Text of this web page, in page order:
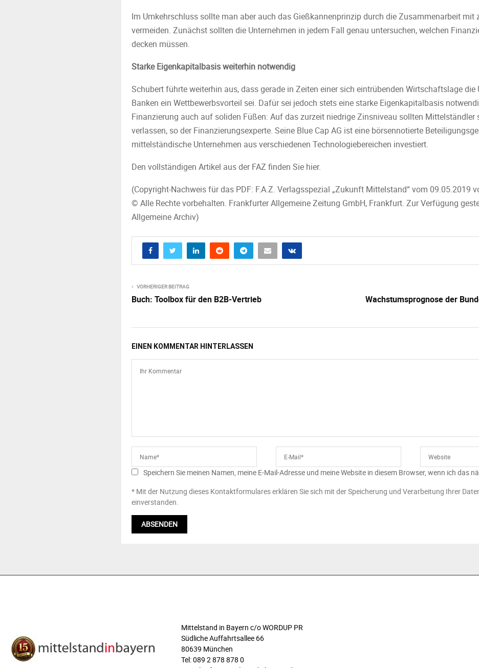
Im Umkehrschluss sollte man aber auch das Gießkannenprinzip durch die Zusammenarbeit mit
vermeiden. Zunächst sollten die Unternehmen in jedem Fall genau untersuchen, welchen
decken müssen.
Starke Eigenkapitalbasis weiterhin notwendig
Schubert führte weiterhin aus, dass gerade in Zeiten einer sich eintrübenden Wirtschaftslage
Banken ein Wettbewerbsvorteil sei. Dafür sei jedoch stets eine starke Eigenkapitalbasis
Finanzierung auch auf soliden Füßen: Auf das zurzeit niedrige Zinsniveau sollten
verlassen, so der Finanzierungsexperte. Seine Blue Cap AG ist eine börsennotierte
mittelständische Unternehmen aus verschiedenen Technologiebereichen investiert.
Den vollständigen Artikel aus der FAZ finden Sie hier.
(Copyright-Nachweis für das PDF: F.A.Z. Verlagsspezial „Zukunft Mittelstand“ vom 09.05.2019
© Alle Rechte vorbehalten. Frankfurter Allgemeine Zeitung GmbH, Frankfurt. Zur Verfügung
Allgemeine Archiv)
VORHERIGER BEITRAG
Buch: Toolbox für den B2B-Vertrieb
Wachstumsprognose der
EINEN KOMMENTAR HINTERLASSEN
Speichern Sie meinen Namen, meine E-Mail-Adresse und meine Website in diesem Browser, wenn ich das
* Mit der Nutzung dieses Kontaktformulares erklären Sie sich mit der Speicherung und Verarbeitung Ihrer
einverstanden.
Mittelstand in Bayern c/o WORDUP PR
Südliche Auffahrtsallee 66
80639 München
Tel: 089 2 878 878 0